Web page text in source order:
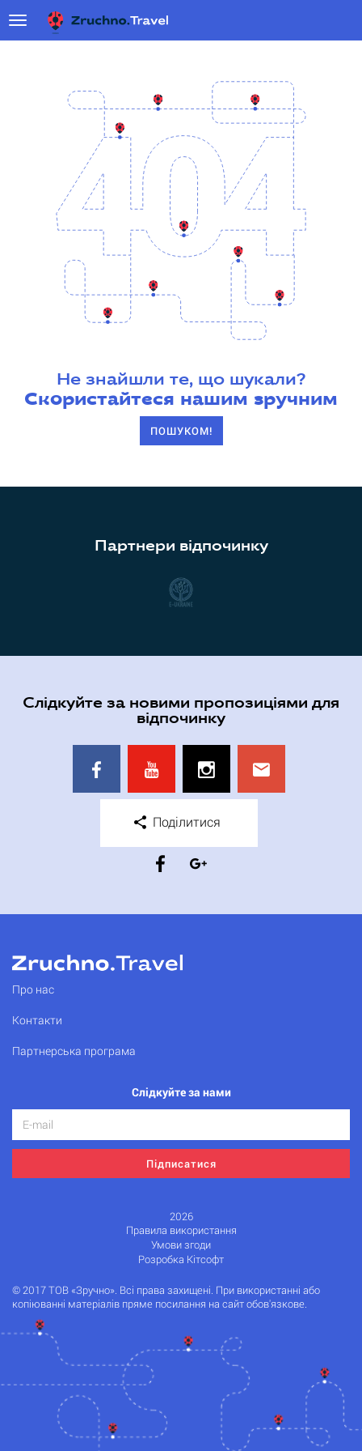
Не знайшли те, що шукали?
Скористайтеся нашим зручним
ПОШУКОМ!
Партнери відпочинку
Слідкуйте за новими пропозиціями для
відпочинку
Поділитися
Про нас
Контакти
Партнерська програма
Слідкуйте за нами
Підписатися
2026
Правила використання
Умови згоди
Розробка Кітсофт
© 2017 ТОВ «Зручно». Всі права захищені. При використанні або
копіюванні матеріалів пряме посилання на сайт обов'язкове.